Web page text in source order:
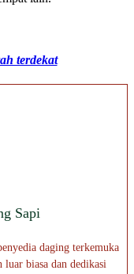
terdekat
Sapi
daging terkemuka
luar biasa dan dedikasi